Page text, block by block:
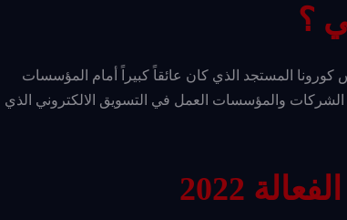
؟
مثالياً وفاعلاً لأزمة فيروس كورونا المستجد الذي كان عائقاً كبيراً أمام المؤسسات
الشركات والمؤسسات العمل في التسويق الالكتروني الذي
2022